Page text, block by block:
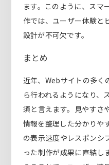
ます。このように、スマ
作では、ユーザー体験と
設計が不可欠です。
まとめ
近年、Webサイトの多く
ら行われるようになり、
須と言えます。見やすさ
情報を整理した分かりや
の表示速度やレスポンシ
った制作が成果に直結し